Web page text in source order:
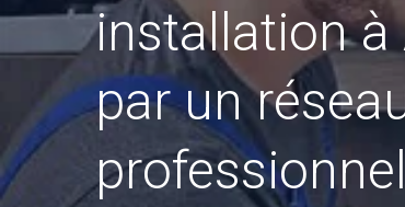
installation à
par un